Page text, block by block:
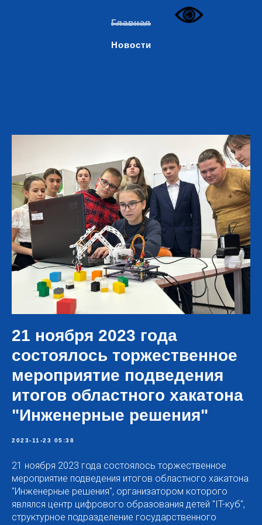
Главная
Новости
21 ноября 2023 года
состоялось торжественное
мероприятие подведения
итогов областного хакатона
"Инженерные решения"
2023-11-23 05:38
21 ноября 2023 года состоялось торжественное
мероприятие подведения итогов областного хакатона
"Инженерные решения", организатором которого
являлся центр цифрового образования детей "IT-куб",
структурное подразделение государственного